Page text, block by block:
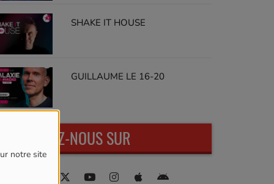
notre site
SHAKE IT HOUSE
GUILLAUME LE 16-20
RETROUVEZ-NOUS SUR